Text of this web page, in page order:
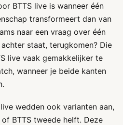
BTTS live is wanneer één
transformeert dan van
naar een vraag over één
staat, terugkomen? Die
live vaak gemakkelijker te
wanneer je beide kanten
wedden ook varianten aan,
BTTS tweede helft. Deze